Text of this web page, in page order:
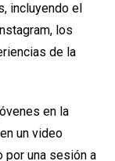
incluyendo el
los
de la
en la
un video
por una sesión a